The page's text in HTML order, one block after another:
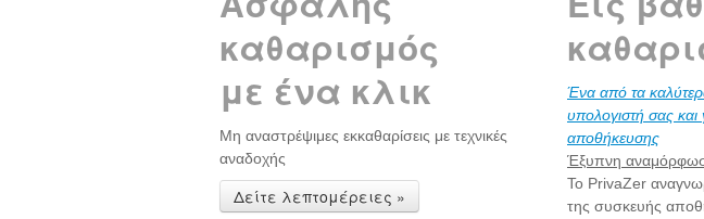
καθαρισμός
με ένα κλικ
Μη αναστρέψιμες εκκαθαρίσεις με τεχνικές
αναδοχής
Δείτε λεπτομέρειες »
Ένα από τα
υπολογιστή σας και
αποθήκευσης
Έξυπνη
Το PrivaZer
της συσκευής